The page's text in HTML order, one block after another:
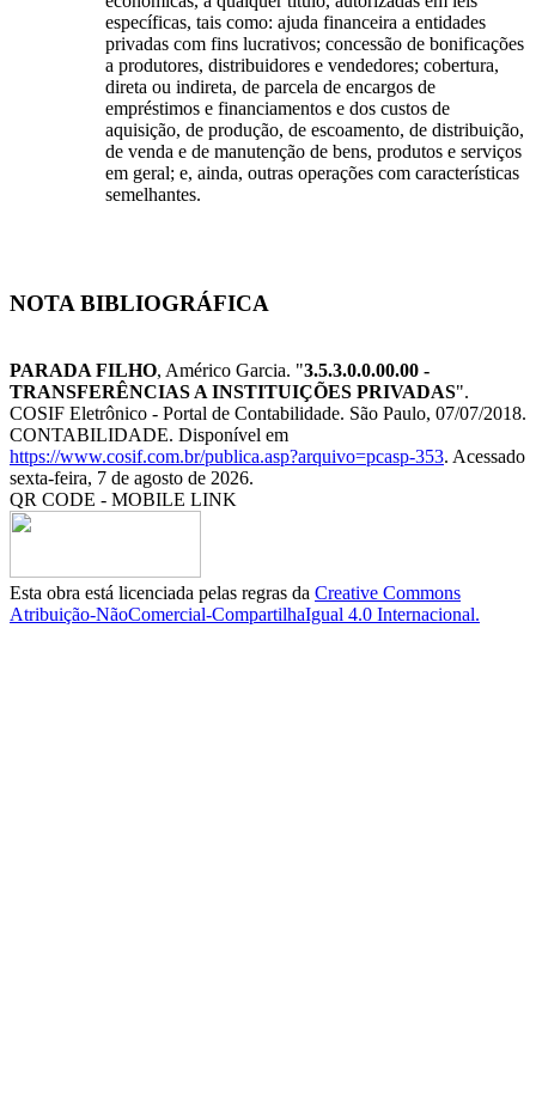
específicas, tais como: ajuda financeira a entidades
privadas com fins lucrativos; concessão de bonificações
a produtores, distribuidores e vendedores; cobertura,
direta ou indireta, de parcela de encargos de
empréstimos e financiamentos e dos custos de
aquisição, de produção, de escoamento, de distribuição,
de venda e de manutenção de bens, produtos e serviços
em geral; e, ainda, outras operações com características
semelhantes.
NOTA BIBLIOGRÁFICA
PARADA FILHO, Américo Garcia. "3.5.3.0.0.00.00 -
TRANSFERÊNCIAS A INSTITUIÇÕES PRIVADAS".
COSIF Eletrônico - Portal de Contabilidade. São Paulo, 07/07/2018.
CONTABILIDADE. Disponível em
https://www.cosif.com.br/publica.asp?arquivo=pcasp-353. Acessado
sexta-feira, 7 de agosto de 2026.
QR CODE - MOBILE LINK
Esta obra está licenciada pelas regras da Creative Commons
Atribuição-NãoComercial-CompartilhaIgual 4.0 Internacional.